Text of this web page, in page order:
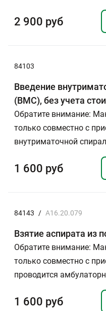
2 900 руб
84103
Введение
(ВМС), без учета
Обратите внимание:
только совместно с
внутриматочной
1 600 руб
84143 / А16.20.079
Взятие аспирата из
Обратите внимание:
только совместно с
проводится
1 600 руб